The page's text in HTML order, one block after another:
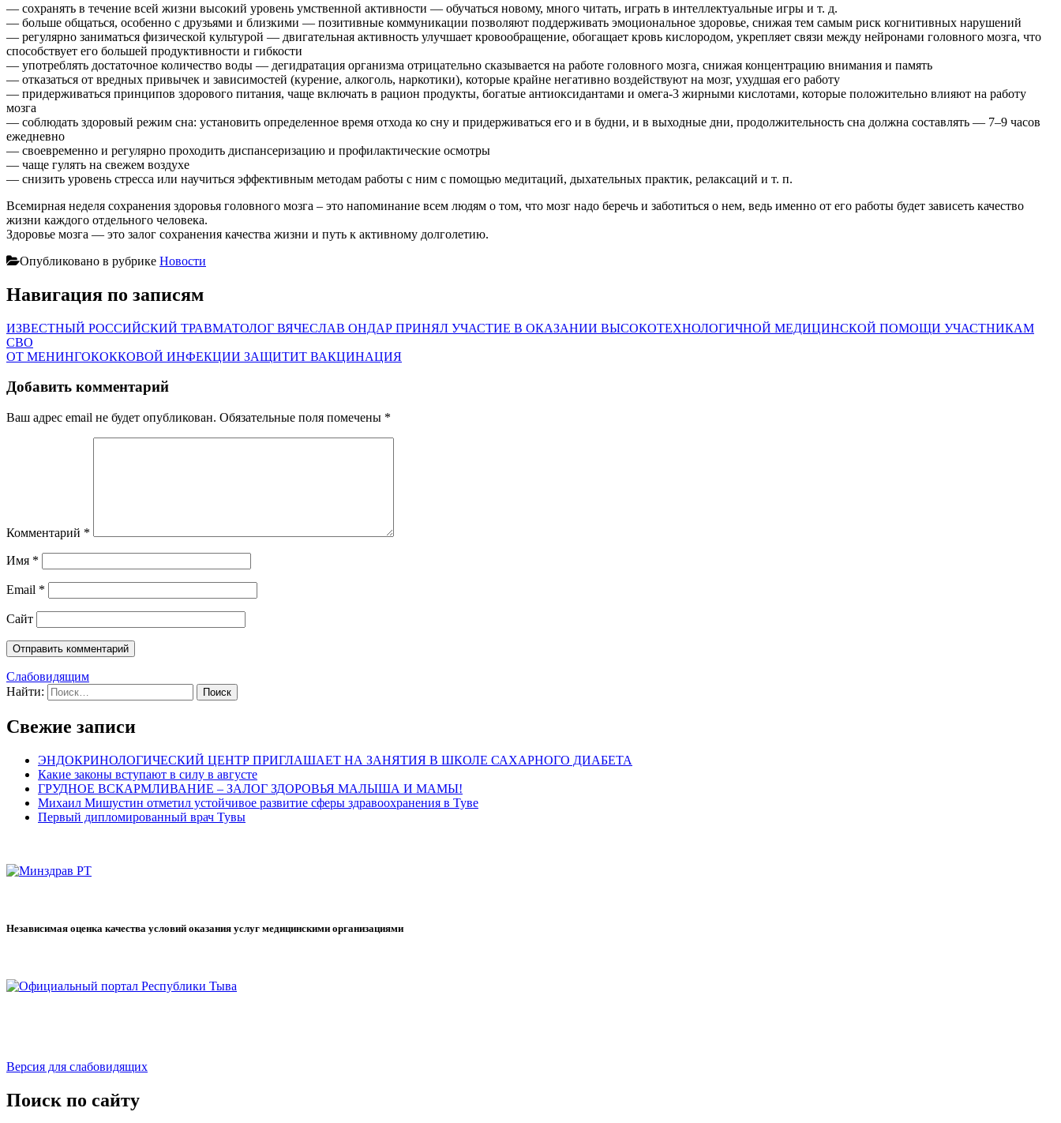
— сохранять в течение всей жизни высокий уровень умственной активности — обучаться новому, много читать, играть в интеллектуальные игры и т. д.
— больше общаться, особенно с друзьями и близкими — позитивные коммуникации позволяют поддерживать эмоциональное здоровье, снижая тем самым риск когнитивных нарушений
— регулярно заниматься физической культурой — двигательная активность улучшает кровообращение, обогащает кровь кислородом, укрепляет связи между нейронами головного мозга, что
способствует его большей продуктивности и гибкости
— употреблять достаточное количество воды — дегидратация организма отрицательно сказывается на работе головного мозга, снижая концентрацию внимания и память
— отказаться от вредных привычек и зависимостей (курение, алкоголь, наркотики), которые крайне негативно воздействуют на мозг, ухудшая его работу
— придерживаться принципов здорового питания, чаще включать в рацион продукты, богатые антиоксидантами и омега-3 жирными кислотами, которые положительно влияют на работу
мозга
— соблюдать здоровый режим сна: установить определенное время отхода ко сну и придерживаться его и в будни, и в выходные дни, продолжительность сна должна составлять — 7–9 часов
ежедневно
— своевременно и регулярно проходить диспансеризацию и профилактические осмотры
— чаще гулять на свежем воздухе
— снизить уровень стресса или научиться эффективным методам работы с ним с помощью медитаций, дыхательных практик, релаксаций и т. п.
Всемирная неделя сохранения здоровья головного мозга – это напоминание всем людям о том, что мозг надо беречь и заботиться о нем, ведь именно от его работы будет зависеть качество
жизни каждого отдельного человека.
Здоровье мозга — это залог сохранения качества жизни и путь к активному долголетию.
Опубликовано в рубрике Новости
Навигация по записям
ИЗВЕСТНЫЙ РОССИЙСКИЙ ТРАВМАТОЛОГ ВЯЧЕСЛАВ ОНДАР ПРИНЯЛ УЧАСТИЕ В ОКАЗАНИИ ВЫСОКОТЕХНОЛОГИЧНОЙ МЕДИЦИНСКОЙ ПОМОЩИ УЧАСТНИКАМ
СВО
ОТ МЕНИНГОКОККОВОЙ ИНФЕКЦИИ ЗАЩИТИТ ВАКЦИНАЦИЯ
Добавить комментарий
Ваш адрес email не будет опубликован. Обязательные поля помечены *
Комментарий *
Имя *
Email *
Сайт
Слабовидящим
Найти:
Свежие записи
ЭНДОКРИНОЛОГИЧЕСКИЙ ЦЕНТР ПРИГЛАШАЕТ НА ЗАНЯТИЯ В ШКОЛЕ САХАРНОГО ДИАБЕТА
Какие законы вступают в силу в августе
ГРУДНОЕ ВСКАРМЛИВАНИЕ – ЗАЛОГ ЗДОРОВЬЯ МАЛЫША И МАМЫ!
Михаил Мишустин отметил устойчивое развитие сферы здравоохранения в Туве
Первый дипломированный врач Тувы
Независимая оценка качества условий оказания услуг медицинскими организациями
Версия для слабовидящих
Поиск по сайту